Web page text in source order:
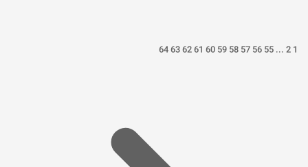
1
2
...
55
56
57
58
59
60
61
62
63
64